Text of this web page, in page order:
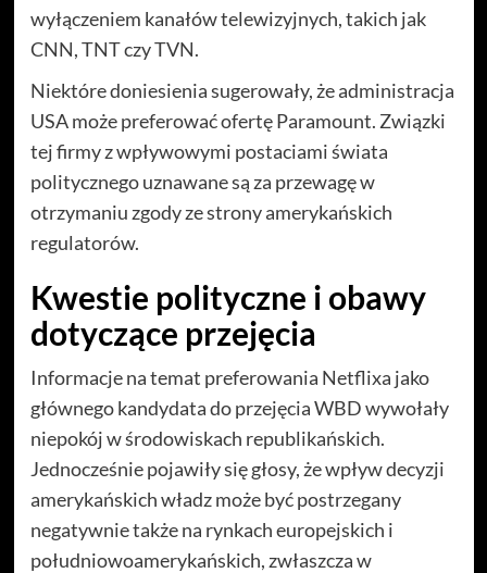
wyłączeniem kanałów telewizyjnych, takich jak
CNN, TNT czy TVN.
Niektóre doniesienia sugerowały, że administracja
USA może preferować ofertę Paramount. Związki
tej firmy z wpływowymi postaciami świata
politycznego uznawane są za przewagę w
otrzymaniu zgody ze strony amerykańskich
regulatorów.
Kwestie polityczne i obawy
dotyczące przejęcia
Informacje na temat preferowania Netflixa jako
głównego kandydata do przejęcia WBD wywołały
niepokój w środowiskach republikańskich.
Jednocześnie pojawiły się głosy, że wpływ decyzji
amerykańskich władz może być postrzegany
negatywnie także na rynkach europejskich i
południowoamerykańskich, zwłaszcza w